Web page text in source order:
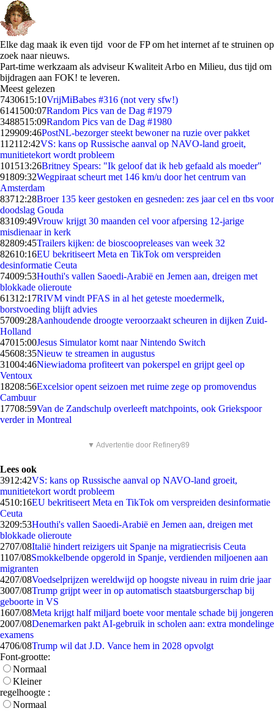
Elke dag maak ik even tijd voor de FP om het internet af te struinen op
zoek naar nieuws.
Part-time werkzaam als adviseur Kwaliteit Arbo en Milieu, dus tijd om
bijdragen aan FOK! te leveren.
Meest gelezen
7430615:10VrijMiBabes #316 (not very sfw!)
6141500:07Random Pics van de Dag #1979
3488515:09Random Pics van de Dag #1980
129909:46PostNL-bezorger steekt bewoner na ruzie over pakket
112112:42VS: kans op Russische aanval op NAVO-land groeit,
munitietekort wordt probleem
101513:26Britney Spears: "Ik geloof dat ik heb gefaald als moeder"
91809:32Wegpiraat scheurt met 146 km/u door het centrum van
Amsterdam
83712:28Broer 135 keer gestoken en gesneden: zes jaar cel en tbs voor
doodslag Gouda
83109:49Vrouw krijgt 30 maanden cel voor afpersing 12-jarige
misdienaar in kerk
82809:45Trailers kijken: de bioscoopreleases van week 32
82610:16EU bekritiseert Meta en TikTok om verspreiden
desinformatie Ceuta
74009:53Houthi's vallen Saoedi-Arabië en Jemen aan, dreigen met
blokkade olieroute
61312:17RIVM vindt PFAS in al het geteste moedermelk,
borstvoeding blijft advies
57009:28Aanhoudende droogte veroorzaakt scheuren in dijken Zuid-
Holland
47015:00Jesus Simulator komt naar Nintendo Switch
45608:35Nieuw te streamen in augustus
31004:46Niewiadoma profiteert van pokerspel en grijpt geel op
Ventoux
18208:56Excelsior opent seizoen met ruime zege op promovendus
Cambuur
17708:59Van de Zandschulp overleeft matchpoints, ook Griekspoor
verder in Montreal
▼ Advertentie door Refinery89
Lees ook
3912:42VS: kans op Russische aanval op NAVO-land groeit,
munitietekort wordt probleem
4510:16EU bekritiseert Meta en TikTok om verspreiden desinformatie
Ceuta
3209:53Houthi's vallen Saoedi-Arabië en Jemen aan, dreigen met
blokkade olieroute
2707/08Italië hindert reizigers uit Spanje na migratiecrisis Ceuta
1107/08Smokkelbende opgerold in Spanje, verdienden miljoenen aan
migranten
4207/08Voedselprijzen wereldwijd op hoogste niveau in ruim drie jaar
3007/08Trump grijpt weer in op automatisch staatsburgerschap bij
geboorte in VS
1607/08Meta krijgt half miljard boete voor mentale schade bij jongeren
2007/08Denemarken pakt AI-gebruik in scholen aan: extra mondelinge
examens
4706/08Trump wil dat J.D. Vance hem in 2028 opvolgt
Font-grootte:
Normaal
Kleiner
regelhoogte :
Normaal